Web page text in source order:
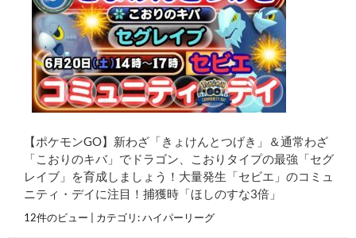
【ポケモンGO】新わざ「きょけんとつげき」＆通常わざ
「こおりのキバ」でドラゴン、こおりタイプの最強「セグ
レイブ」を育成しましょう！大量発生「セビエ」のコミュ
ニティ・デイに注目！捕獲時「ほしのすな3倍」
12件のビュー カテゴリ:ハイパーリーグ